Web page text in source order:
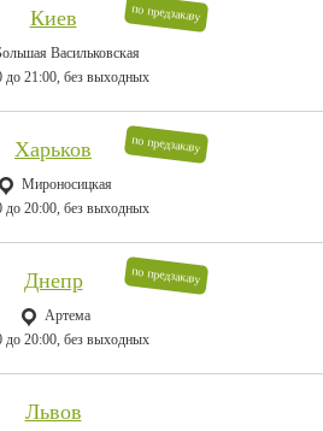
по предзаказу
Киев
Васильковская
до 21:00, без выходных
по предзаказу
Харьков
Мироносицкая
до 20:00, без выходных
по предзаказу
Днепр
Артема
до 20:00, без выходных
Львов